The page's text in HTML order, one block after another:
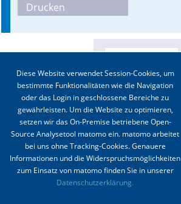
Mediadaten
Autoren-Service
Stellenmarkt
Kongresskalender
Drucken
Impressum Datenschutz
Diese Website verwendet Session-Cookies, um
bestimmte Funktionalitäten wie die Navigation
oder das Login in geschlossene Bereiche zu
gewährleisten. Um die Website zu optimieren,
setzen wir das On-Premise betriebene Open-
Source Analysetool matomo ein. matomo arbeitet
bei uns ohne Tracking-Cookies. Genauere
Informationen und die Widerspruchsmöglichkeiten
zum Einsatz von matomo finden Sie in unserer
Datenschutzerklärung.